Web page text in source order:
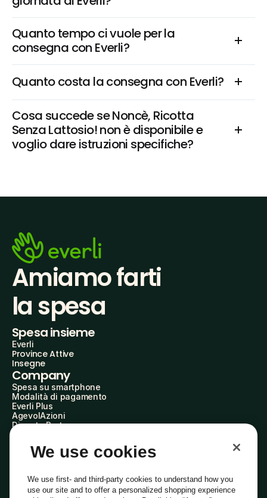
Quanto tempo ci vuole per la
consegna con Everli?
Quanto costa la consegna con Everli?
Cosa succede se Noncè, Ricotta
Senza Lattosio! non è disponibile e
voglio dare istruzioni specifiche?
Amiamo farti
la spesa
Spesa insieme
Everli
Province Attive
Insegne
Company
Spesa su smartphone
Modalità di pagamento
Everli Plus
AgevolAzioni
Diventa Partner
Everli Shoppers
About Us
Everli News
Domande frequenti
We use cookies
We use first- and third-party cookies to understand how you
use our site and to offer a personalized shopping experience